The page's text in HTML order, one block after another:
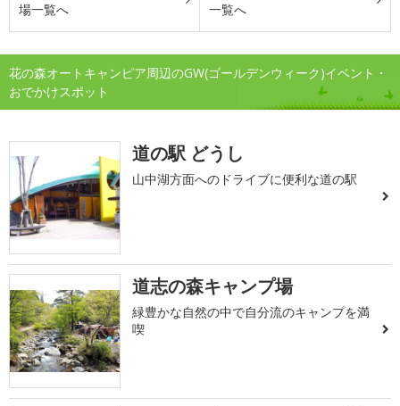
場一覧へ
一覧へ
花の森オートキャンピア周辺のGW(ゴールデンウィーク)イベント・
おでかけスポット
道の駅 どうし
山中湖方面へのドライブに便利な道の駅
道志の森キャンプ場
緑豊かな自然の中で自分流のキャンプを満
喫